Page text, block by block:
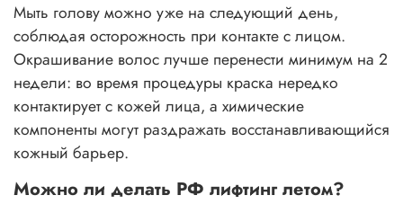
Мыть голову можно уже на следующий день,
соблюдая осторожность при контакте с лицом.
Окрашивание волос лучше перенести минимум на 2
недели: во время процедуры краска нередко
контактирует с кожей лица, а химические
компоненты могут раздражать восстанавливающийся
кожный барьер.
Можно ли делать РФ лифтинг летом?